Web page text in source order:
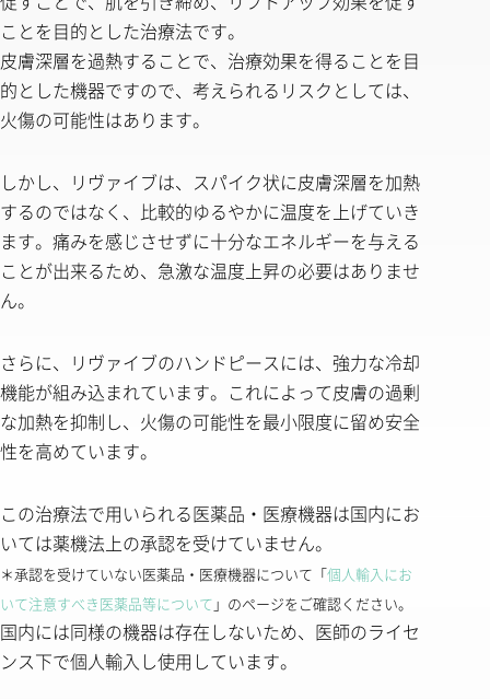
ことを目的とした治療法です。
皮膚深層を過熱することで、治療効果を得ることを目
的とした機器ですので、考えられるリスクとしては、
火傷の可能性はあります。
しかし、リヴァイブは、スパイク状に皮膚深層を加熱
するのではなく、比較的ゆるやかに温度を上げていき
ます。痛みを感じさせずに十分なエネルギーを与える
ことが出来るため、急激な温度上昇の必要はありませ
ん。
さらに、リヴァイブのハンドピースには、強力な冷却
機能が組み込まれています。これによって皮膚の過剰
な加熱を抑制し、火傷の可能性を最小限度に留め安全
性を高めています。
この治療法で用いられる医薬品・医療機器は国内にお
いては薬機法上の承認を受けていません。
＊承認を受けていない医薬品・医療機器について「個人輸入にお
いて注意すべき医薬品等について 」のページをご確認ください。
国内には同様の機器は存在しないため、医師のライセ
ンス下で個人輸入し使用しています。